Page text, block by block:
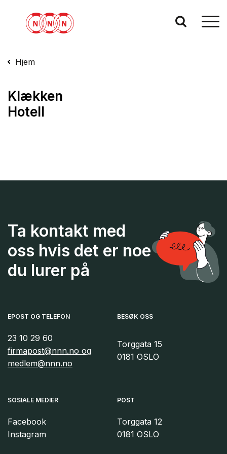
Hjem
Klækken
Hotell
Ta kontakt med
oss hvis det er noe
du lurer på
EPOST OG TELEFON
23 10 29 60
firmapost@nnn.no og
medlem@nnn.no
SOSIALE MEDIER
Facebook
Instagram
BESØK OSS
Torggata 15
0181 OSLO
POST
Torggata 12
0181 OSLO